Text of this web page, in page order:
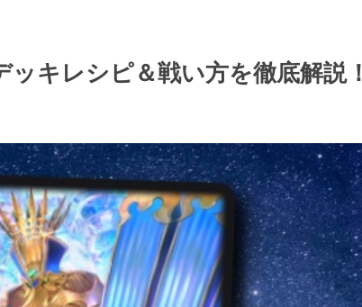
キレシピ＆戦い方を徹底解説！